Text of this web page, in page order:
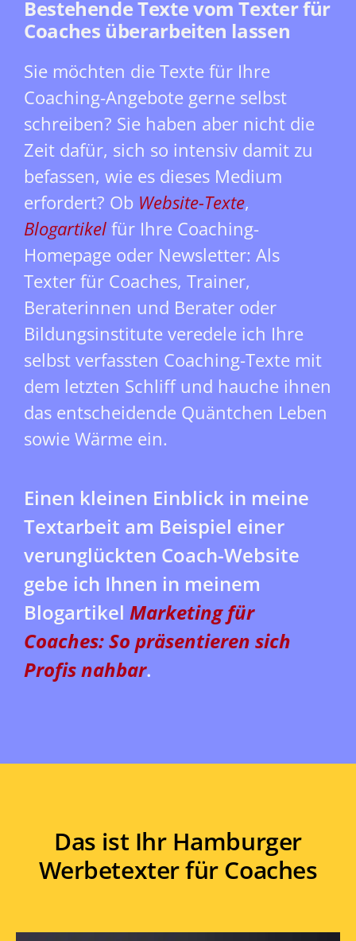
Bestehende Texte vom Texter für
Coaches überarbeiten lassen
Sie möchten die Texte für Ihre
Coaching-Angebote gerne selbst
schreiben? Sie haben aber nicht die
Zeit dafür, sich so intensiv damit zu
befassen, wie es dieses Medium
erfordert? Ob Website-Texte,
Blogartikel für Ihre Coaching-
Homepage oder Newsletter: Als
Texter für Coaches, Trainer,
Beraterinnen und Berater oder
Bildungsinstitute veredele ich Ihre
selbst verfassten Coaching-Texte mit
dem letzten Schliff und hauche ihnen
das entscheidende Quäntchen Leben
sowie Wärme ein.
Einen kleinen Einblick in meine
Textarbeit am Beispiel einer
verunglückten Coach-Website
gebe ich Ihnen in meinem
Blogartikel Marketing für
Coaches: So präsentieren sich
Profis nahbar.
Das ist Ihr Hamburger
Werbetexter für Coaches